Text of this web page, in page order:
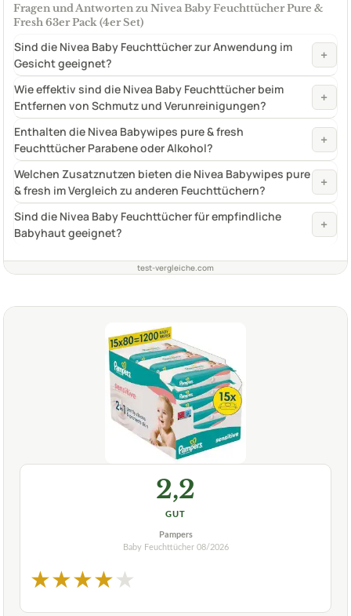
Fragen und Antworten zu Nivea Baby Feuchttücher Pure &
Fresh 63er Pack (4er Set)
Sind die Nivea Baby Feuchttücher zur Anwendung im
Gesicht geeignet?
+
Wie effektiv sind die Nivea Baby Feuchttücher beim
Entfernen von Schmutz und Verunreinigungen?
+
Enthalten die Nivea Babywipes pure & fresh
Feuchttücher Parabene oder Alkohol?
+
Welchen Zusatznutzen bieten die Nivea Babywipes pure
& fresh im Vergleich zu anderen Feuchttüchern?
+
Sind die Nivea Baby Feuchttücher für empfindliche
Babyhaut geeignet?
+
test-vergleiche.com
2,2
GUT
Pampers
Baby Feuchttücher 08/2026
★★★★★